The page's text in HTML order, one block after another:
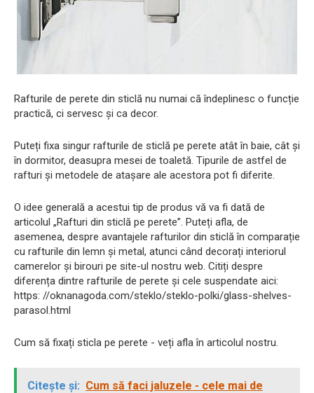
Rafturile de perete din sticlă nu numai că îndeplinesc o funcție
practică, ci servesc și ca decor.
Puteți fixa singur rafturile de sticlă pe perete atât în ​​baie, cât și
în dormitor, deasupra mesei de toaletă. Tipurile de astfel de
rafturi și metodele de atașare ale acestora pot fi diferite.
O idee generală a acestui tip de produs vă va fi dată de
articolul „Rafturi din sticlă pe perete”. Puteți afla, de
asemenea, despre avantajele rafturilor din sticlă în comparație
cu rafturile din lemn și metal, atunci când decorați interiorul
camerelor și birouri pe site-ul nostru web. Citiți despre
diferența dintre rafturile de perete și cele suspendate aici:
https: //oknanagoda.com/steklo/steklo-polki/glass-shelves-
parasol.html
Cum să fixați sticla pe perete - veți afla în articolul nostru.
Citește și: Cum să faci jaluzele - cele mai de